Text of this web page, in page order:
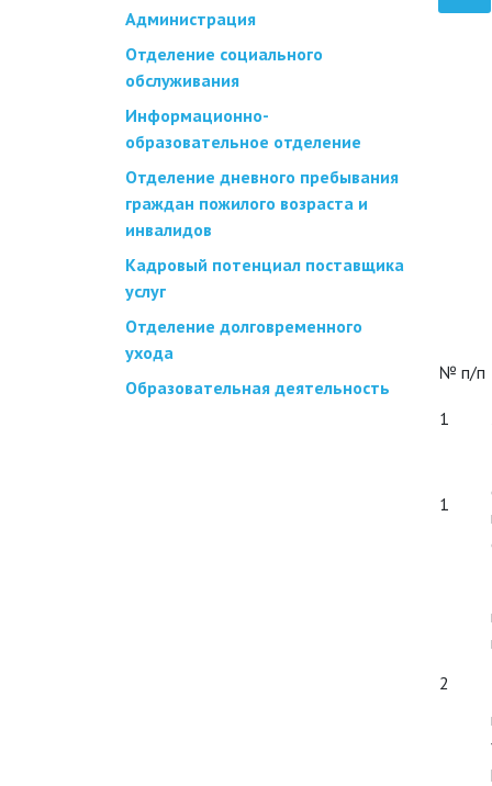
Администрация
Отделение социального
обслуживания
Информационно-
образовательное отделение
Отделение дневного пребывания
граждан пожилого возраста и
инвалидов
Кадровый потенциал поставщика
услуг
Отделение долговременного
ухода
Образовательная деятельность
№ п/п
1
1
2